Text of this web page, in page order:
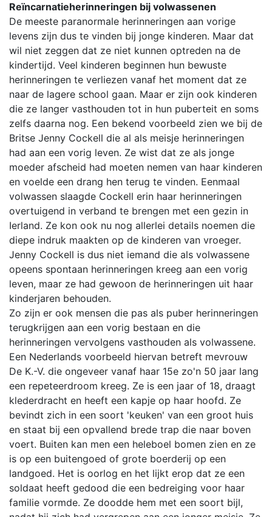
Reïncarnatieherinneringen bij volwassenen
De meeste paranormale herinneringen aan vorige
levens zijn dus te vinden bij jonge kinderen. Maar dat
wil niet zeggen dat ze niet kunnen optreden na de
kindertijd. Veel kinderen beginnen hun bewuste
herinneringen te verliezen vanaf het moment dat ze
naar de lagere school gaan. Maar er zijn ook kinderen
die ze langer vasthouden tot in hun puberteit en soms
zelfs daarna nog. Een bekend voorbeeld zien we bij de
Britse Jenny Cockell die al als meisje herinneringen
had aan een vorig leven. Ze wist dat ze als jonge
moeder afscheid had moeten nemen van haar kinderen
en voelde een drang hen terug te vinden. Eenmaal
volwassen slaagde Cockell erin haar herinneringen
overtuigend in verband te brengen met een gezin in
Ierland. Ze kon ook nu nog allerlei details noemen die
diepe indruk maakten op de kinderen van vroeger.
Jenny Cockell is dus niet iemand die als volwassene
opeens spontaan herinneringen kreeg aan een vorig
leven, maar ze had gewoon de herinneringen uit haar
kinderjaren behouden.
Zo zijn er ook mensen die pas als puber herinneringen
terugkrijgen aan een vorig bestaan en die
herinneringen vervolgens vasthouden als volwassene.
Een Nederlands voorbeeld hiervan betreft mevrouw
De K.-V. die ongeveer vanaf haar 15e zo'n 50 jaar lang
een repeteerdroom kreeg. Ze is een jaar of 18, draagt
klederdracht en heeft een kapje op haar hoofd. Ze
bevindt zich in een soort 'keuken' van een groot huis
en staat bij een opvallend brede trap die naar boven
voert. Buiten kan men een heleboel bomen zien en ze
is op een buitengoed of grote boerderij op een
landgoed. Het is oorlog en het lijkt erop dat ze een
soldaat heeft gedood die een bedreiging voor haar
familie vormde. Ze doodde hem met een soort bijl,